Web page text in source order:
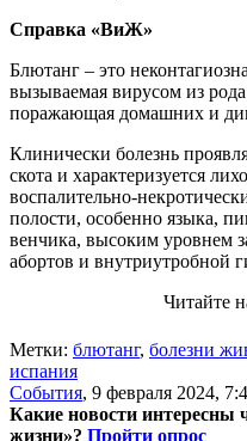
Справка «ВиЖ»
Блютанг – это
вызываемая вирусом из рода
поражающая домашних и
Клинически болезнь
скота и характеризуется
воспалительно-
полости, особенно языка,
венчика, высоким уровнем
абортов и внутриутробной
Читайте
Метки: блютанг, болезни
испания
События, 9 февраля 2024,
Какие новости интересны
жизни»? Пройти опрос